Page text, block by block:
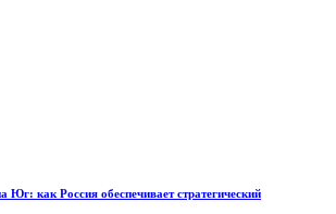
Юг: как Россия обеспечивает стратегический